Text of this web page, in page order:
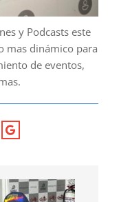
y Podcasts este
mas dinámico para
de eventos,